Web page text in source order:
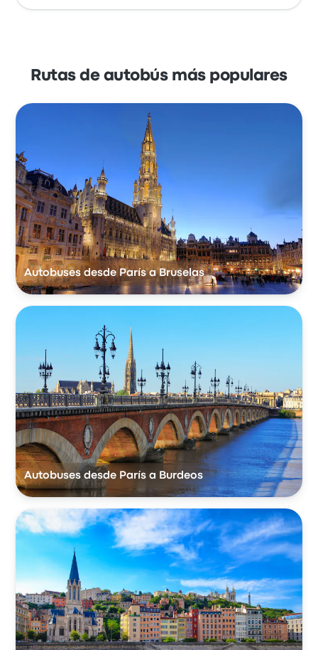
Rutas de autobús más populares
Autobuses desde París a Bruselas
Autobuses desde París a Burdeos